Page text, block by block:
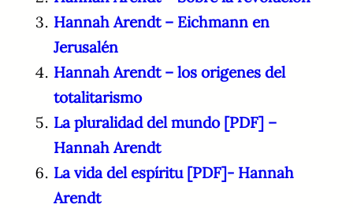
Hannah Arendt – Eichmann en
Jerusalén
Hannah Arendt – los origenes del
totalitarismo
La pluralidad del mundo [PDF] –
Hannah Arendt
La vida del espíritu [PDF]- Hannah
Arendt